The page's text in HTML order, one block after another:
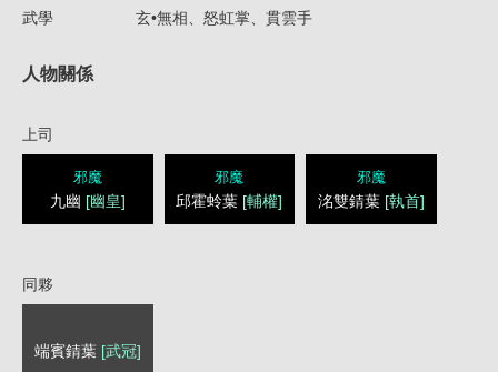
武學 玄•無相、怒虹掌、貫雲手
人物關係
上司
邪魔
九幽 [幽皇]
邪魔
邱霍蛉葉 [輔權]
邪魔
洺雙錆葉 [執首]
同夥
端賓錆葉 [武冠]